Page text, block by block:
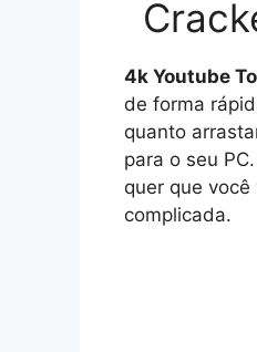
4k Youtube
de forma
quanto
para o seu
quer que
complicada.